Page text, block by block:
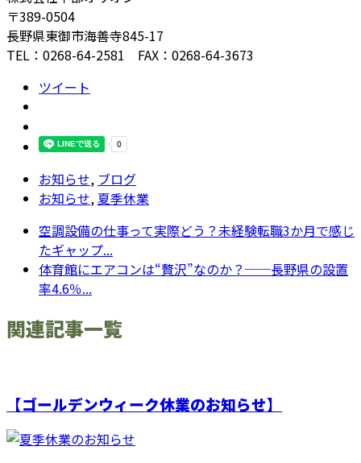
〒389-0504
長野県東御市海善寺845-17
TEL：0268-64-2581 FAX：0268-64-3673
ツイート
お知らせ, ブログ
お知らせ, 夏季休業
空調設備の仕事って実際どう？未経験転職3か月で感じ
たギャップ...
体育館にエアコンは“贅沢”なのか？──長野県の設置
率4.6％...
関連記事一覧
【ゴールデンウィーク休業のお知らせ】